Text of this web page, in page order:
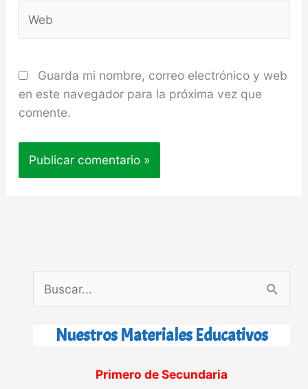
Guarda mi nombre, correo electrónico y web
en este navegador para la próxima vez que
comente.
u
Nuestros Materiales Educativos
Primero de Secundaria